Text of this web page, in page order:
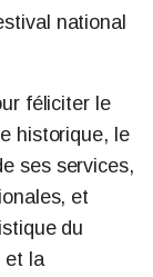
national
féliciter le
historique, le
ses services,
et
du
et la